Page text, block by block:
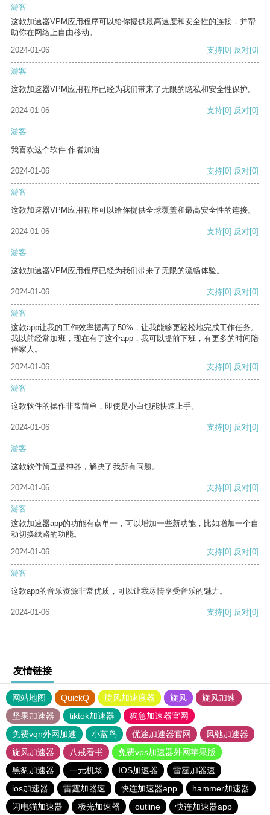
游客
这款加速器VPM应用程序可以给你提供最高速度和安全性的连接，并帮
助你在网络上自由移动。
2024-01-06
支持[0] 反对[0]
游客
这款加速器VPM应用程序已经为我们带来了无限的隐私和安全性保护。
2024-01-06 支持[0] 反对[0]
游客
我喜欢这个软件 作者加油
2024-01-06 支持[0] 反对[0]
游客
这款加速器VPM应用程序可以给你提供全球覆盖和最高安全性的连接。
2024-01-06 支持[0] 反对[0]
游客
这款加速器VPM应用程序已经为我们带来了无限的流畅体验。
2024-01-06 支持[0] 反对[0]
游客
这款app让我的工作效率提高了50%，让我能够更轻松地完成工作任务。
我以前经常加班，现在有了这个app，我可以提前下班，有更多的时间陪
伴家人。
2024-01-06
支持[0] 反对[0]
游客
这款软件的操作非常简单，即使是小白也能快速上手。
2024-01-06 支持[0] 反对[0]
游客
这款软件简直是神器，解决了我所有问题。
2024-01-06 支持[0] 反对[0]
游客
这款加速器app的功能有点单一，可以增加一些新功能，比如增加一个自
动切换线路的功能。
2024-01-06
支持[0] 反对[0]
游客
这款app的音乐资源非常优质，可以让我尽情享受音乐的魅力。
2024-01-06 支持[0] 反对[0]
友情链接
网站地图 QuickQ 旋风加速度器 旋风
旋风加速
坚果加速器
tiktok加速器
狗急加速器官网
免费vqn外网加速
小蓝鸟 优途加速器官网
风驰加速器
旋风加速器
八戒看书
免费vps加速器外网苹果版
黑豹加速器
一元机场 IOS加速器
雷霆加器速
ios加速器
雷霆加器速 快连加速器app
hammer加速器
闪电猫加速器
极光加速器 outline 快连加速器app